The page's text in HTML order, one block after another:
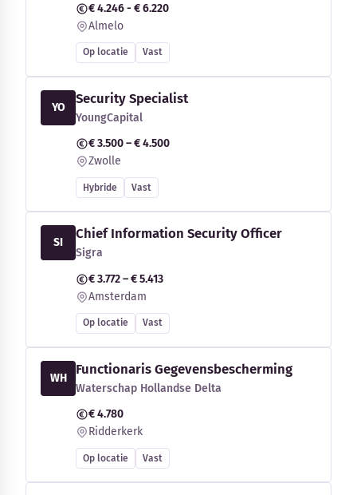
€ 4.246 - € 6.220
Almelo
Op locatie Vast
YO
Security Specialist
YoungCapital
€ 3.500 – € 4.500
Zwolle
Hybride Vast
SI
Chief Information Security Officer
Sigra
€ 3.772 – € 5.413
Amsterdam
Op locatie Vast
WH
Functionaris Gegevensbescherming
Waterschap Hollandse Delta
€ 4.780
Ridderkerk
Op locatie Vast